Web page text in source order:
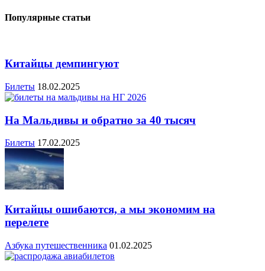
Популярные статьи
Китайцы демпингуют
Билеты 18.02.2025
На Мальдивы и обратно за 40 тысяч
Билеты 17.02.2025
Китайцы ошибаются, а мы экономим на
перелете
Азбука путешественника 01.02.2025